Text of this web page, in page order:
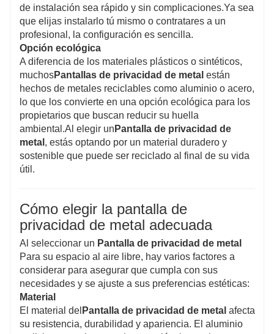
de instalación sea rápido y sin complicaciones.Ya sea
que elijas instalarlo tú mismo o contratares a un
profesional, la configuración es sencilla.
Opción ecológica
A diferencia de los materiales plásticos o sintéticos,
muchosPantallas de privacidad de metal están
hechos de metales reciclables como aluminio o acero,
lo que los convierte en una opción ecológica para los
propietarios que buscan reducir su huella
ambiental.Al elegir un Pantalla de privacidad de
metal , estás optando por un material duradero y
sostenible que puede ser reciclado al final de su vida
útil.
Cómo elegir la pantalla de
privacidad de metal adecuada
Al seleccionar un Pantalla de privacidad de metal
Para su espacio al aire libre, hay varios factores a
considerar para asegurar que cumpla con sus
necesidades y se ajuste a sus preferencias estéticas:
Material
El material del Pantalla de privacidad de metal afecta
su resistencia, durabilidad y apariencia. El aluminio